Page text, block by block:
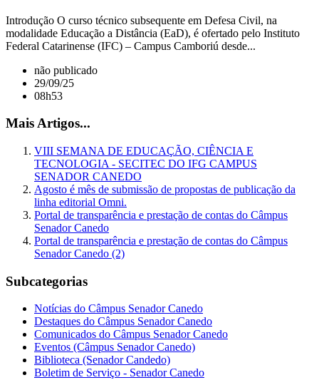
Introdução O curso técnico subsequente em Defesa Civil, na
modalidade Educação a Distância (EaD), é ofertado pelo Instituto
Federal Catarinense (IFC) – Campus Camboriú desde...
não publicado
29/09/25
08h53
Mais Artigos...
VIII SEMANA DE EDUCAÇÃO, CIÊNCIA E
TECNOLOGIA - SECITEC DO IFG CAMPUS
SENADOR CANEDO
Agosto é mês de submissão de propostas de publicação da
linha editorial Omni.
Portal de transparência e prestação de contas do Câmpus
Senador Canedo
Portal de transparência e prestação de contas do Câmpus
Senador Canedo (2)
Subcategorias
Notícias do Câmpus Senador Canedo
Destaques do Câmpus Senador Canedo
Comunicados do Câmpus Senador Canedo
Eventos (Câmpus Senador Canedo)
Biblioteca (Senador Candedo)
Boletim de Serviço - Senador Canedo